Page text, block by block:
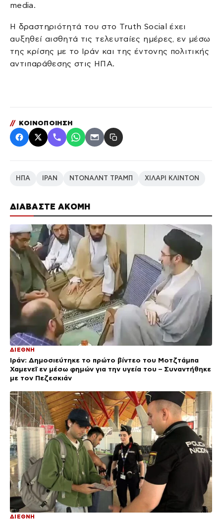
ΔΙΑΒΑΣΤΕ ΑΚΟΜΗ
ΔΙΕΘΝΗ
Ιράν: Δημοσιεύτηκε το πρώτο βίντεο του Μοτζτάμπα
Χαμενεΐ εν μέσω φημών για την υγεία του – Συναντήθηκε
με τον Πεζεσκιάν
ΔΙΕΘΝΗ
media.
Η δραστηριότητά του στο Truth Social έχει
αυξηθεί αισθητά τις τελευταίες ημέρες, εν μέσω
της κρίσης με το Ιράν και της έντονης πολιτικής
αντιπαράθεσης στις ΗΠΑ.
// ΚΟΙΝΟΠΟΙΗΣΗ
ΗΠΑ ΙΡΑΝ ΝΤΟΝΑΛΝΤ ΤΡΑΜΠ ΧΙΛΑΡΙ ΚΛΙΝΤΟΝ